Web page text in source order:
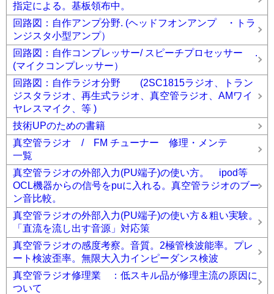
指定による。基板領布中。
回路図：自作アンプ分野. (ヘッドフオンアンプ ・トラ
ンジスタ小型アンプ）
回路図：自作コンプレッサー/ スピーチプロセッサー .
(マイクコンプレッサー）
回路図：自作ラジオ分野 (2SC1815ラジオ、トラン
ジスタラジオ、再生式ラジオ、真空管ラジオ、AMワイ
ヤレスマイク、等 )
技術UPのための書籍
真空管ラジオ / FM チューナー 修理・メンテ
一覧
真空管ラジオの外部入力(PU端子)の使い方。 ipod等
OCL機器からの信号をpuに入れる。真空管ラジオのブー
ン音比較。
真空管ラジオの外部入力(PU端子)の使い方＆粗い実験。
「直流を流し出す音源」対応策
真空管ラジオの感度考察。音質。2極管検波能率。プレ
ート検波歪率。無限大入力インピーダンス検波
真空管ラジオ修理業 ：低スキル品が修理主流の原因に
ついて